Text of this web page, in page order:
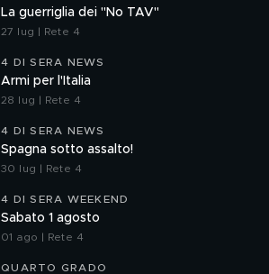
La guerriglia dei "No TAV"
27 lug | Rete 4
4 DI SERA NEWS
Armi per l'Italia
28 lug | Rete 4
4 DI SERA NEWS
Spagna sotto assalto!
30 lug | Rete 4
4 DI SERA WEEKEND
Sabato 1 agosto
01 ago | Rete 4
QUARTO GRADO